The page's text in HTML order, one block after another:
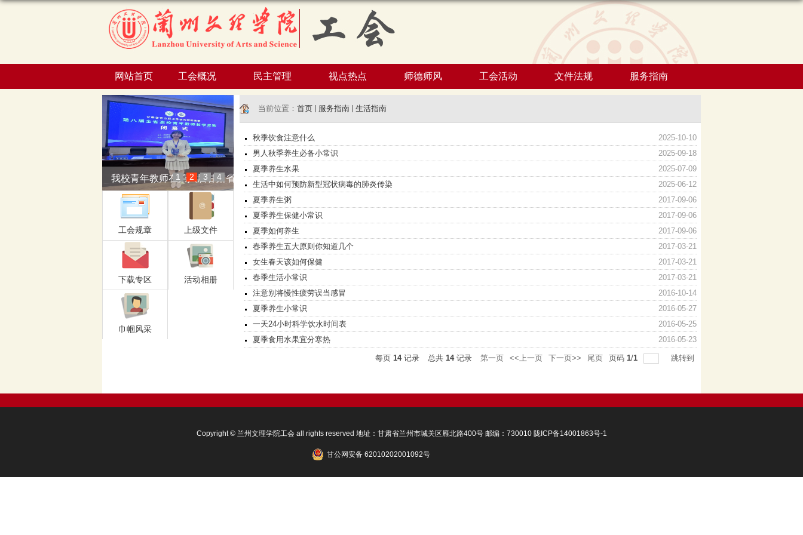
网站首页 工会概况 民主管理 视点热点 师德师风 工会活动 文件法规 服务指南
我校青年教师在第八届甘肃省高校...
1 2 3 4
工会规章 上级文件
下载专区 活动相册
巾帼风采
当前位置： 首页 服务指南 生活指南
秋季饮食注意什么
2025-10-10
男人秋季养生必备小常识
2025-09-18
夏季养生水果
2025-07-09
生活中如何预防新型冠状病毒的肺炎传染
2025-06-12
夏季养生粥
2017-09-06
夏季养生保健小常识
2017-09-06
夏季如何养生
2017-09-06
春季养生五大原则你知道几个
2017-03-21
女生春天该如何保健
2017-03-21
春季生活小常识
2017-03-21
注意别将慢性疲劳误当感冒
2016-10-14
夏季养生小常识
2016-05-27
一天24小时科学饮水时间表
2016-05-25
夏季食用水果宜分寒热
2016-05-23
每页 14记录 总共 14记录 第一页 <<上一页 下一页>> 尾页 页码 1/1 跳转到
Copyright © 兰州文理学院工会 all rights reserved 地址：甘肃省兰州市城关区雁北路400号 邮编：730010 陇ICP备14001863号-1
甘公网安备 62010202001092号